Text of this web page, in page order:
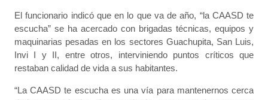
El funcionario indicó que en lo que va de año, “la CAASD te
escucha” se ha acercado con brigadas técnicas, equipos y
maquinarias pesadas en los sectores Guachupita, San Luis,
Invi I y II, entre otros, interviniendo puntos críticos que
restaban calidad de vida a sus habitantes.
“La CAASD te escucha es una vía para mantenernos cerca